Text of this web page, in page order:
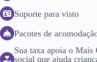
Suporte para visto
Pacotes de
Sua taxa apoia o Mais
social que ajuda